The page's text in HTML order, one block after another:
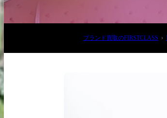
03-6908-5890
ブランド買取のFIRSTCLASS